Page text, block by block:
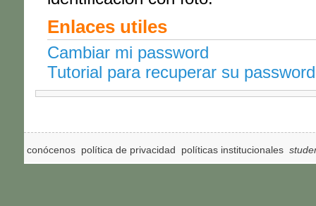
Enlaces utiles
Cambiar mi password
Tutorial para recuperar su password
conócenos política de privacidad políticas institucionales